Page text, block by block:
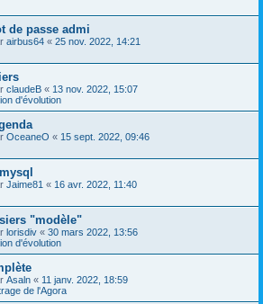
de passe admi
airbus64 « 25 nov. 2022, 14:21
claudeB « 13 nov. 2022, 15:07
d'évolution
OceaneO « 15 sept. 2022, 09:46
Jaime81 « 16 avr. 2022, 11:40
"modèle"
lorisdiv « 30 mars 2022, 13:56
d'évolution
Asaln « 11 janv. 2022, 18:59
de l'Agora